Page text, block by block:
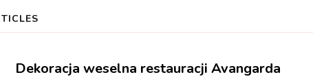
Dekoracja weselna restauracji Avangarda